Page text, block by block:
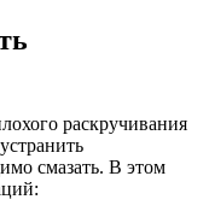
раскручивания
смазать. В этом